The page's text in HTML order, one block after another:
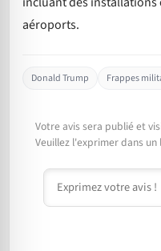
aéroports.
Donald Trump Frappes
Votre avis sera publié et
Veuillez l'exprimer dans
Commentaire